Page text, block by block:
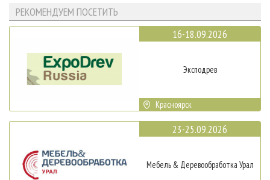
РЕКОМЕНДУЕМ ПОСЕТИТЬ
16-18.09.2026
Эксподрев
Красноярск
23-25.09.2026
Мебель & Деревообработка Урал